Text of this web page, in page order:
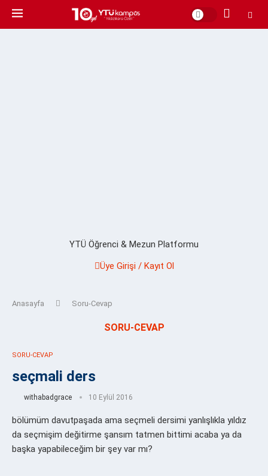
YTÜ Öğrenci & Mezun Platformu
Üye Girişi / Kayıt Ol
Anasayfa Soru-Cevap
SORU-CEVAP
SORU-CEVAP
seçmali ders
withabadgrace 10 Eylül 2016
bölümüm davutpaşada ama seçmeli dersimi yanlışlıkla yıldız
da seçmişim değitirme şansım tatmen bittimi acaba ya da
başka yapabileceğim bir şey var mı?